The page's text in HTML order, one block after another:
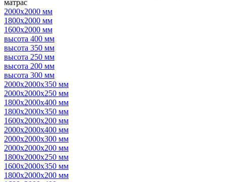
матрас
2000х2000 мм
1800х2000 мм
1600х2000 мм
высота 400 мм
высота 350 мм
высота 250 мм
высота 200 мм
высота 300 мм
2000х2000х350 мм
2000х2000х250 мм
1800х2000х400 мм
1800х2000х350 мм
1600х2000х200 мм
2000х2000х400 мм
2000х2000х300 мм
2000х2000х200 мм
1800х2000х250 мм
1600х2000х350 мм
1800х2000х200 мм